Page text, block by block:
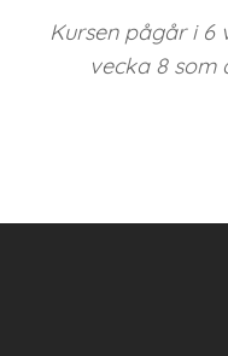
Kursen pågår i 6
vecka 8 som